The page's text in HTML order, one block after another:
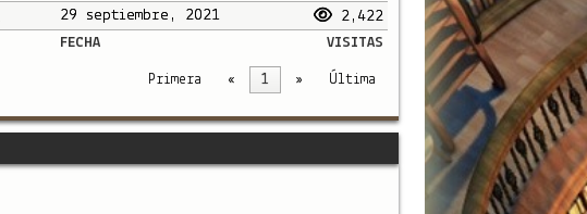
29 septiembre, 2021
2,422
FECHA VISITAS
Primera « 1 » Última